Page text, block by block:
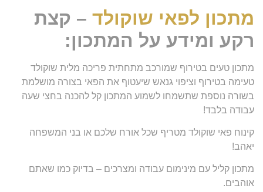
מתכון לפאי שוקולד – קצת
רקע ומידע על המתכון:
מתכון טעים בטירוף שמורכב מתחתית פריכה מלית שוקולד
טעימה בטירוף וציפוי גנאש שיעטוף את הפאי בצורה מושלמת
בשורה נוספת שתשמחו לשמוע המתכון קל להכנה בחצי שעה
עבודה בלבד!
קינוח פאי שוקולד מטריף שכל אורח שלכם או בני המשפחה
יאהב!
מתכון קליל עם מינימום עבודה ומצרכים – בדיוק כמו שאתם
אוהבים.